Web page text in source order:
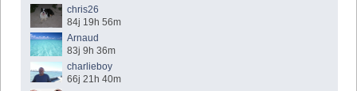
chris26
84j 19h 56m
Arnaud
83j 9h 36m
charlieboy
66j 21h 40m